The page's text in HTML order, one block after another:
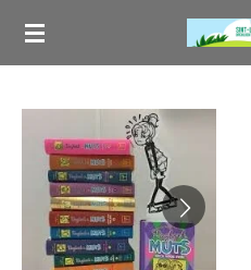
Ga
de
hoofdinhoud